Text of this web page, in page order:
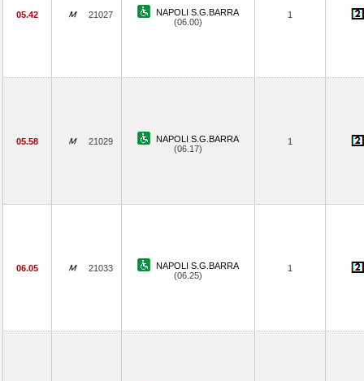
05.42 21027
NAPOLI S.G.BARRA
(06.00)
1
05.58 21029
NAPOLI S.G.BARRA
(06.17)
1
06.05 21033
NAPOLI S.G.BARRA
(06.25)
1